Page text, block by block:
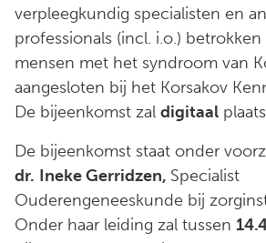
verpleegkundig specialisten en
professionals (incl. i.o.)
mensen met het syndroom van
aangesloten bij het Korsakov
De bijeenkomst zal digitaal
De bijeenkomst staat onder
dr. Ineke Gerridzen, Specialist
Ouderengeneeskunde bij
Onder haar leiding zal tussen